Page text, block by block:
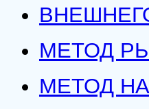
МЕТОД
МЕТОД